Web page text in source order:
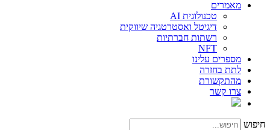
מאמרים
טכנולוגית AI
דיגיטל ואסטרטגיה שיווקית
רשתות חברתיות
NFT
מספרים עלינו
לתת בחזרה
מהתקשורת
צרו קשר
חיפוש